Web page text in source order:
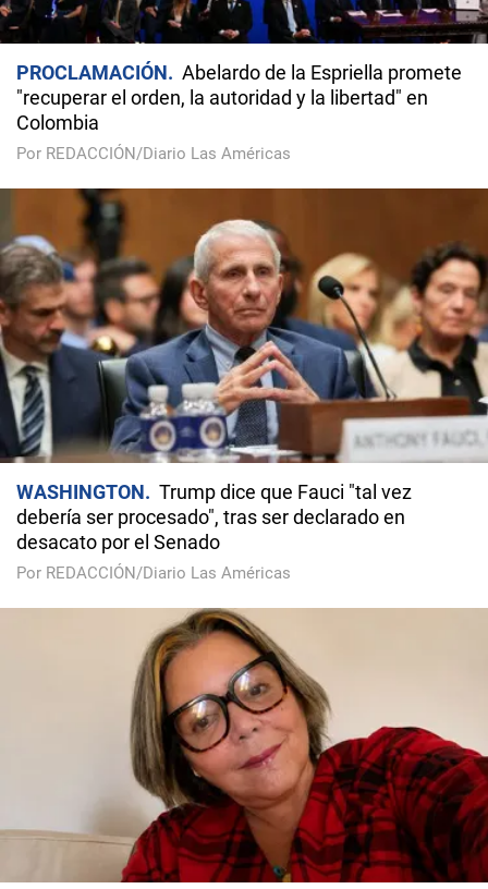
PROCLAMACIÓN
Abelardo de la Espriella promete
"recuperar el orden, la autoridad y la libertad" en
Colombia
Por REDACCIÓN/Diario Las Américas
WASHINGTON
Trump dice que Fauci "tal vez
debería ser procesado", tras ser declarado en
desacato por el Senado
Por REDACCIÓN/Diario Las Américas